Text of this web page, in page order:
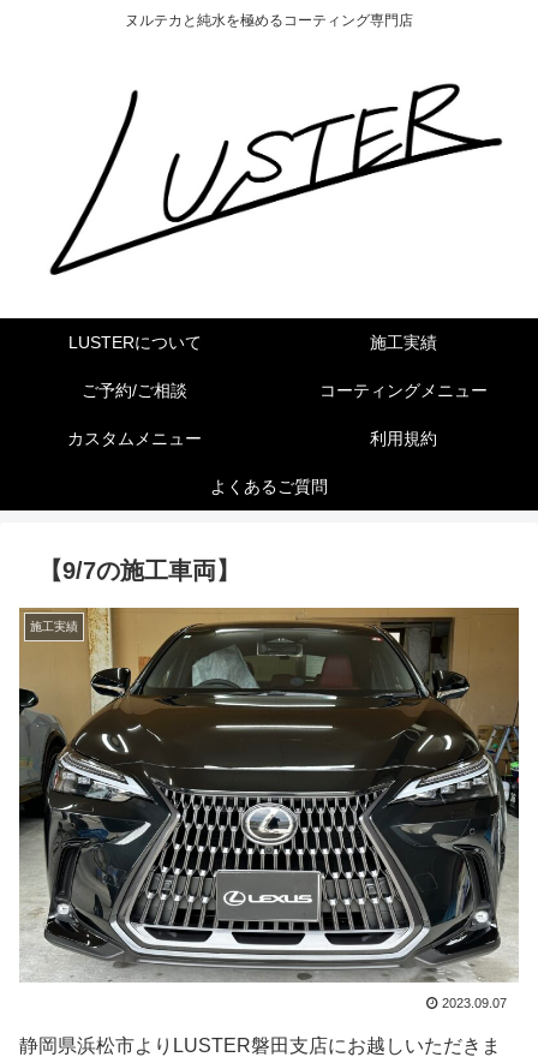
ヌルテカと純水を極めるコーティング専門店
LUSTERについて 施工実績
ご予約/ご相談 コーティングメニュー
カスタムメニュー 利用規約
よくあるご質問
【9/7の施工車両】
施工実績
2023.09.07
静岡県浜松市よりLUSTER磐田支店にお越しいただきま